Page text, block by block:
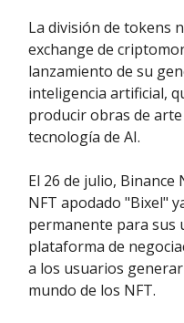
La división de tokens
exchange de
lanzamiento de su
inteligencia artificial,
producir obras de
tecnología de AI.
El 26 de julio, Binance
NFT apodado "Bixel"
permanente para sus
plataforma de
a los usuarios
mundo de los NFT.